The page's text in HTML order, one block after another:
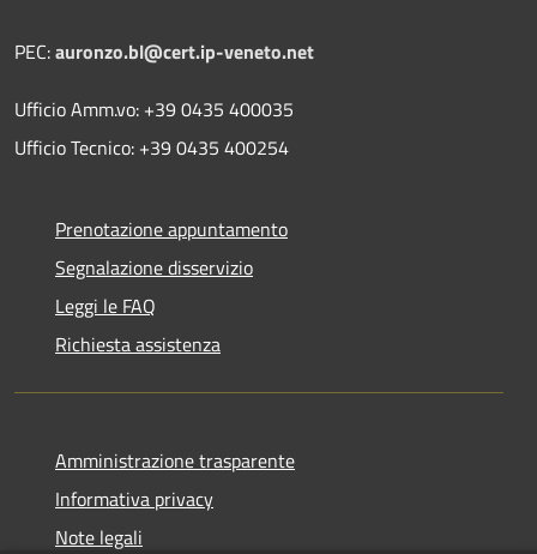
PEC:auronzo.bl@cert.ip-veneto.net
Ufficio Amm.vo: +39 0435 400035
Ufficio Tecnico: +39 0435 400254
Prenotazione appuntamento
Segnalazione disservizio
Leggi le FAQ
Richiesta assistenza
Amministrazione trasparente
Informativa privacy
Note legali